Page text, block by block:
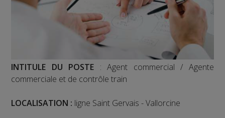
INTITULE DU POSTE : Agent commercial / Agente
commerciale et de contrôle train
LOCALISATION : ligne Saint Gervais - Vallorcine